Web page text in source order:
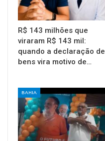
R$ 143 milhões que
viraram R$ 143 mil:
quando a declaração de
bens vira motivo de…
BAHIA